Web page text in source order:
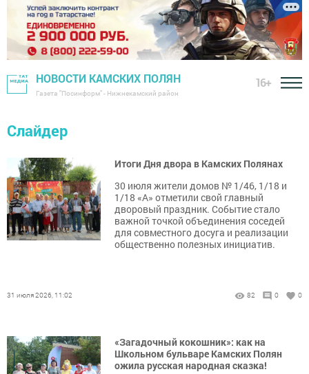
НОВОСТИ КАМСКИХ ПОЛЯН
Газета "Посинформ" - Нижнекамский район
16+
Слайдер
Итоги Дня двора в Камских Полянах
30 июля жители домов № 1/46, 1/18 и
1/18 «А» отметили свой главный
дворовый праздник. Событие стало
важной точкой объединения соседей
для совместного досуга и реализации
общественно полезных инициатив.
31 июля 2026, 11:02 82 0 0
«Загадочный кокошник»: как на
Школьном бульваре Камских Полян
ожила русская народная сказка!